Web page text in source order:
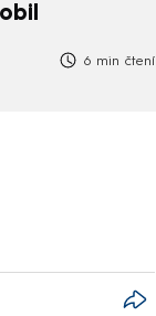
6 min čtení